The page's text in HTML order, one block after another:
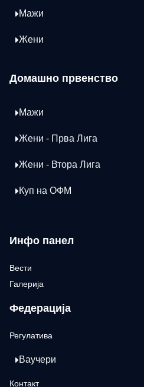
Мажи
Жени
Домашно првенство
Мажи
Жени - Прва Лига
Жени - Втора Лига
Куп на ОФМ
Инфо панел
Вести
Галерија
Федерација
Регулатива
Ваучери
Контакт